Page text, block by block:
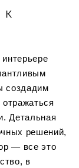
к
создадим
Детальная
решений,
― все это
в